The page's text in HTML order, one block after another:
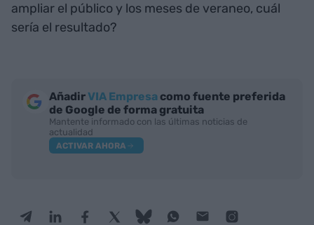
ampliar el público y los meses de veraneo, cuál
sería el resultado?
AñadirVIA Empresa como fuente preferida
de Google de forma gratuita
Mantente informado con las últimas noticias de
actualidad
ACTIVAR AHORA